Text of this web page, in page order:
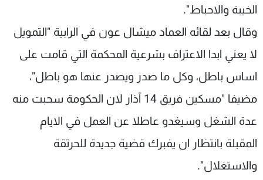
الخيبة والاحباط".
وقال بعد لقائه العماد ميشال عون في الرابية "التمويل
لا يعني ابدا الاعتراف بشرعية المحكمة التي قامت على
اساس باطل، وكل ما صدر ويصدر عنها هو باطل"،
مضيفا "مسكين فريق 14 آذار لان الحكومة سحبت منه
عدة الشغل وسيغدو عاطلا عن العمل في الايام
المقبلة بانتظار ان يفبرك قضية جديدة للحرتقة
والاستغلال".
الإنـتـاج
لاعلاناتكم
سياسة الخصوصية